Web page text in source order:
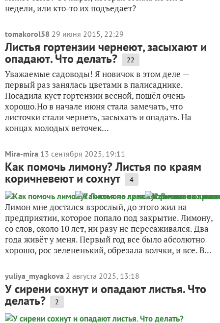
недели, или кто-то их подъедает?
tomakorol58 29 июня 2015, 22:29
Листья гортензии чернеют, засыхают и
опадают. Что делать? 22
Уважаемые садоводы! Я новичок в этом деле —
первый раз занялась цветами в палисаднике.
Посадила куст гортензии весной, пошёл очень
хорошо.Но в начале июня стала замечать, что
листочки стали чернеть, засыхать и опадать. На
концах молодых веточек...
Mira-mira 13 сентября 2025, 19:11
Как помочь лимону? Листья по краям
коричневеют и сохнут 4
Лимон мне достался взрослый, до этого жил на
предприятии, которое попало под закрытие. Лимону,
со слов, около 10 лет, ни разу не пересаживался. Два
года живёт у меня. Первый год все было абсолютно
хорошо, рос зелененький, обрезала волчки, и все. В...
yuliya_myagkova 2 августа 2025, 13:18
У сирени сохнут и опадают листья. Что
делать? 2